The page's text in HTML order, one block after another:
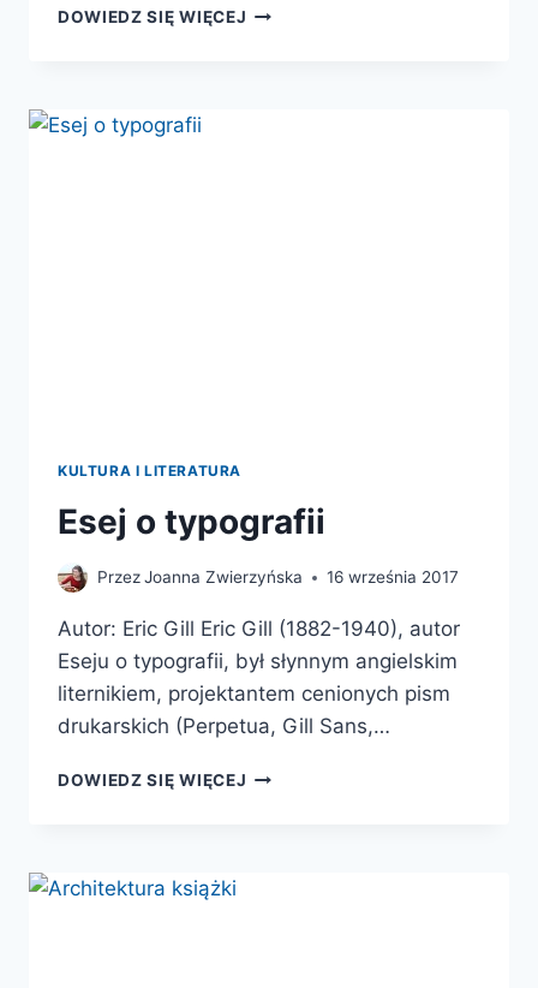
DOWIEDZ SIĘ WIĘCEJ KSIĄŻKA.
KULTURA I LITERATURA
Esej o typografii
PrzezJoanna Zwierzyńska 16 września 2017
Autor: Eric Gill Eric Gill (1882-1940), autor
Eseju o typografii, był słynnym angielskim
liternikiem, projektantem cenionych pism
drukarskich (Perpetua, Gill Sans,…
DOWIEDZ SIĘ WIĘCEJ ESEJ